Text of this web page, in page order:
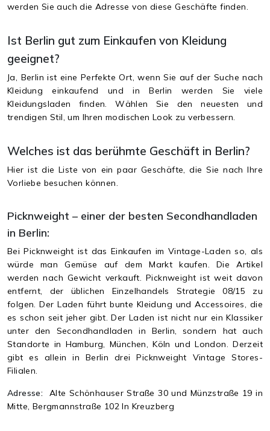
werden Sie auch die Adresse von diese Geschäfte finden.
Ist Berlin gut zum Einkaufen von Kleidung
geeignet?
Ja, Berlin ist eine Perfekte Ort, wenn Sie auf der Suche nach
Kleidung einkaufend und in Berlin werden Sie viele
Kleidungsladen finden. Wählen Sie den neuesten und
trendigen Stil, um Ihren modischen Look zu verbessern.
Welches ist das berühmte Geschäft in Berlin?
Hier ist die Liste von ein paar Geschäfte, die Sie nach Ihre
Vorliebe besuchen können.
Picknweight – einer der besten Secondhandladen
in Berlin:
Bei Picknweight ist das Einkaufen im Vintage-Laden so, als
würde man Gemüse auf dem Markt kaufen. Die Artikel
werden nach Gewicht verkauft. Picknweight ist weit davon
entfernt, der üblichen Einzelhandels Strategie 08/15 zu
folgen. Der Laden führt bunte Kleidung und Accessoires, die
es schon seit jeher gibt. Der Laden ist nicht nur ein Klassiker
unter den Secondhandladen in Berlin, sondern hat auch
Standorte in Hamburg, München, Köln und London. Derzeit
gibt es allein in Berlin drei Picknweight Vintage Stores-
Filialen.
Adresse: Alte Schönhauser Straße 30 und Münzstraße 19 in
Mitte, Bergmannstraße 102 In Kreuzberg